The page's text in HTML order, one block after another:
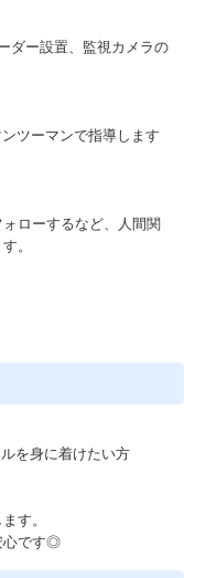
ダー設置、監視カメラの
ツーマンで指導します
ローするなど、人間関
。
を身に着けたい方
す。
心です◎